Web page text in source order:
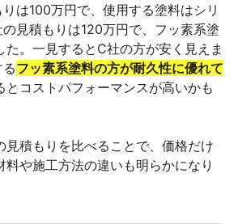
は100万円で、使用する塗料はシリ
見積もりは120万円で、フッ素系塗
た。一見するとC社の方が安く見えま
フッ素系塗料の方が耐久性に優れて
とコストパフォーマンスが高いかも
見積もりを比べることで、価格だけ
料や施工方法の違いも明らかになり